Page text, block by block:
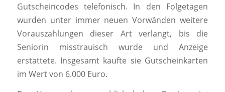
Gutscheincodes telefonisch. In den Folgetagen
wurden unter immer neuen Vorwänden weitere
Vorauszahlungen dieser Art verlangt, bis die
Seniorin misstrauisch wurde und Anzeige
erstattete. Insgesamt kaufte sie Gutscheinkarten
im Wert von 6.000 Euro.